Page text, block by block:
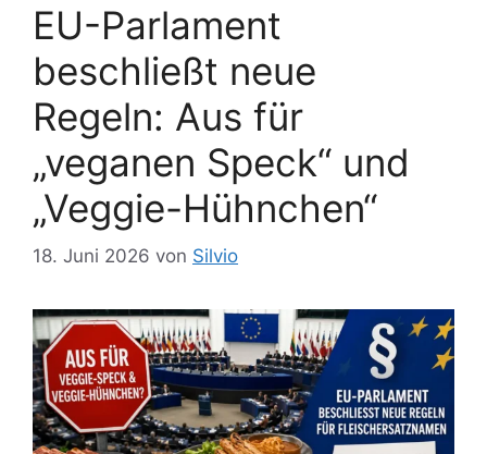
EU-Parlament
beschließt neue
Regeln: Aus für
„veganen Speck“ und
„Veggie-Hühnchen“
18. Juni 2026 von Silvio